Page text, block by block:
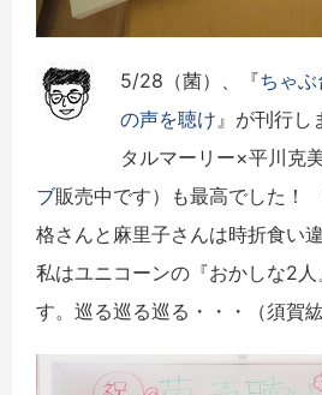
5/28（菌）、『ちゃ
の声を聴け 』が刊行
タルマーリー×平川克
ブ販売中です）も最高でした！
格さんと麻里子さんは時折食い
私はユニコーンの『おかしな2人
す。巡る巡る巡る・・・（須賀紘